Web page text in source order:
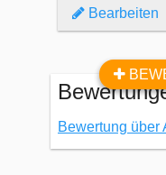
Bearbeiten
Bewertung über